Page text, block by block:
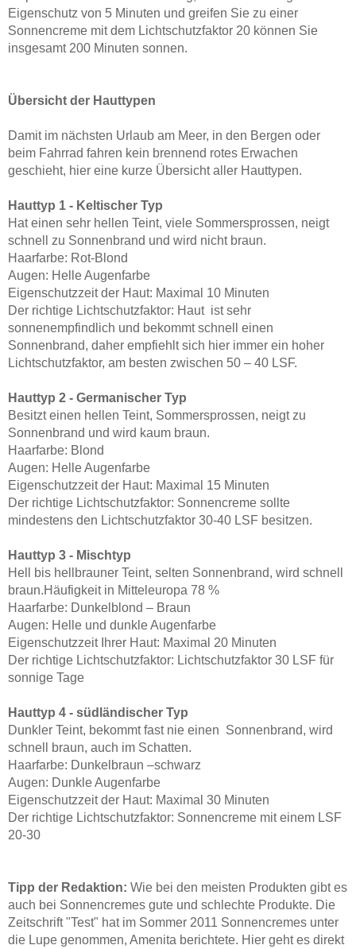
Eigenschutz von 5 Minuten und greifen Sie zu einer
Sonnencreme mit dem Lichtschutzfaktor 20 können Sie
insgesamt 200 Minuten sonnen.
Übersicht der Hauttypen
Damit im nächsten Urlaub am Meer, in den Bergen oder
beim Fahrrad fahren kein brennend rotes Erwachen
geschieht, hier eine kurze Übersicht aller Hauttypen.
Hauttyp 1 - Keltischer Typ
Hat einen sehr hellen Teint, viele Sommersprossen, neigt
schnell zu Sonnenbrand und wird nicht braun.
Haarfarbe: Rot-Blond
Augen: Helle Augenfarbe
Eigenschutzzeit der Haut: Maximal 10 Minuten
Der richtige Lichtschutzfaktor: Haut ist sehr
sonnenempfindlich und bekommt schnell einen
Sonnenbrand, daher empfiehlt sich hier immer ein hoher
Lichtschutzfaktor, am besten zwischen 50 – 40 LSF.
Hauttyp 2 - Germanischer Typ
Besitzt einen hellen Teint, Sommersprossen, neigt zu
Sonnenbrand und wird kaum braun.
Haarfarbe: Blond
Augen: Helle Augenfarbe
Eigenschutzzeit der Haut: Maximal 15 Minuten
Der richtige Lichtschutzfaktor: Sonnencreme sollte
mindestens den Lichtschutzfaktor 30-40 LSF besitzen.
Hauttyp 3 - Mischtyp
Hell bis hellbrauner Teint, selten Sonnenbrand, wird schnell
braun.Häufigkeit in Mitteleuropa 78 %
Haarfarbe: Dunkelblond – Braun
Augen: Helle und dunkle Augenfarbe
Eigenschutzzeit Ihrer Haut: Maximal 20 Minuten
Der richtige Lichtschutzfaktor: Lichtschutzfaktor 30 LSF für
sonnige Tage
Hauttyp 4 - südländischer Typ
Dunkler Teint, bekommt fast nie einen Sonnenbrand, wird
schnell braun, auch im Schatten.
Haarfarbe: Dunkelbraun –schwarz
Augen: Dunkle Augenfarbe
Eigenschutzzeit der Haut: Maximal 30 Minuten
Der richtige Lichtschutzfaktor: Sonnencreme mit einem LSF
20-30
Tipp der Redaktion: Wie bei den meisten Produkten gibt es
auch bei Sonnencremes gute und schlechte Produkte. Die
Zeitschrift "Test" hat im Sommer 2011 Sonnencremes unter
die Lupe genommen, Amenita berichtete. Hier geht es direkt